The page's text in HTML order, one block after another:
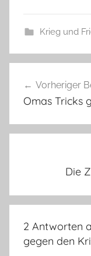
Krieg und
Vorheriger
Omas Tricks
Die
2 Antworten
gegen den